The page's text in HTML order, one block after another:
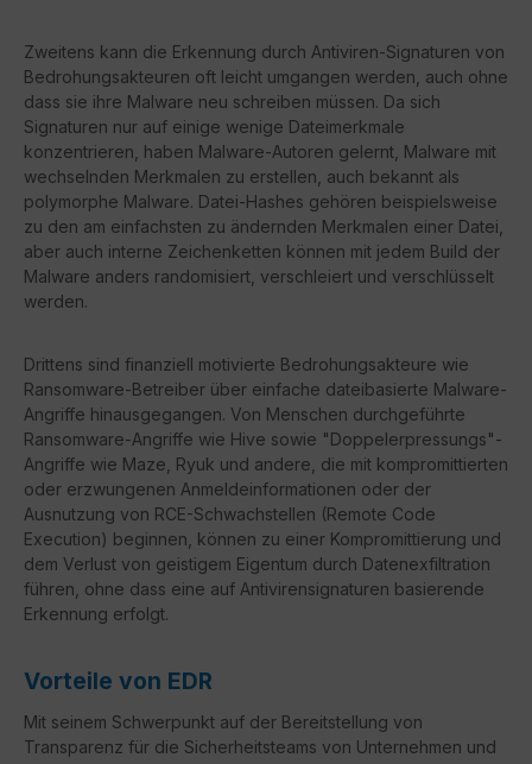
Zweitens kann die Erkennung durch Antiviren-Signaturen von
Bedrohungsakteuren oft leicht umgangen werden, auch ohne
dass sie ihre Malware neu schreiben müssen. Da sich
Signaturen nur auf einige wenige Dateimerkmale
konzentrieren, haben Malware-Autoren gelernt, Malware mit
wechselnden Merkmalen zu erstellen, auch bekannt als
polymorphe Malware. Datei-Hashes gehören beispielsweise
zu den am einfachsten zu ändernden Merkmalen einer Datei,
aber auch interne Zeichenketten können mit jedem Build der
Malware anders randomisiert, verschleiert und verschlüsselt
werden.
Drittens sind finanziell motivierte Bedrohungsakteure wie
Ransomware-Betreiber über einfache dateibasierte Malware-
Angriffe hinausgegangen. Von Menschen durchgeführte
Ransomware-Angriffe wie Hive sowie "Doppelerpressungs"-
Angriffe wie Maze, Ryuk und andere, die mit kompromittierten
oder erzwungenen Anmeldeinformationen oder der
Ausnutzung von RCE-Schwachstellen (Remote Code
Execution) beginnen, können zu einer Kompromittierung und
dem Verlust von geistigem Eigentum durch Datenexfiltration
führen, ohne dass eine auf Antivirensignaturen basierende
Erkennung erfolgt.
Vorteile von EDR
Mit seinem Schwerpunkt auf der Bereitstellung von
Transparenz für die Sicherheitsteams von Unternehmen und